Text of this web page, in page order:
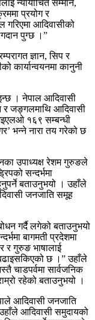
न्यायोचित सम्मान,
प्रयोग र
गरिएमा आदिवासीको
पुग्छ ।”
ज्ञान, सिप र
कार्यान्वयनमा कानुनी
। नेपाल आदिवासी
जङ्गलमाथि आदिवासी
१६९ सम्बन्धी
भन्ने नारा तय गरेको छ
उपाध्यक्ष रेशम गुरुङले
सन्दर्भमा
बताउनुभयो । उहाँले
जनजाति समूह
गर्दै लगेको बताउनुभयो
बागमती प्रदेशमा
र गुरुङ भाषालाई
छ ।” उहाँले
चाडपर्वमा सार्वजनिक
रहेको बताउनुभयो ।
आदिवासी जनजाति
आदिवासी समुदायको